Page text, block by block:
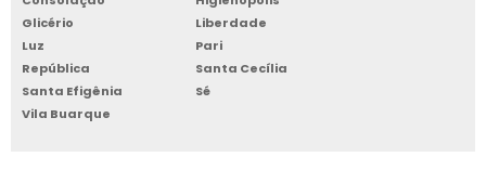
PREÇO MANGUEIRA PRETA 1 2
COMPRAR MANGUEIRA POLIETILENO IRRIGAÇÃO
Glicério
Liberdade
Luz
Pari
República
Santa Cecília
Santa Efigênia
Sé
Vila Buarque